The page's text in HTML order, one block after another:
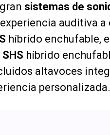
sistemas de
auditiva a
híbrido enchufable,
híbrido
altavoces
personalizada.